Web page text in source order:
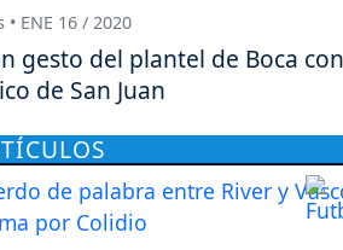
• ENE 16 / 2020
gesto del plantel de Boca con
de San Juan